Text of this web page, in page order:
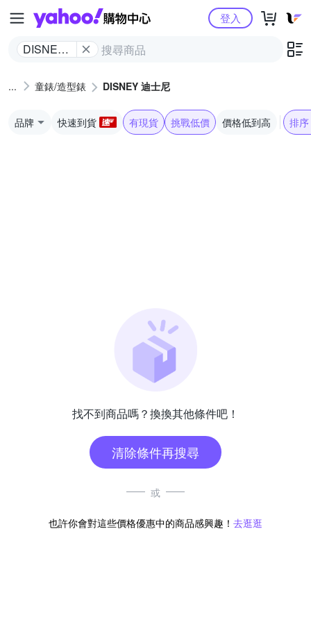
Yahoo購物中心
DISNEY
登入
童錶/造型錶 DISNEY 迪士尼
品牌 快速到貨 有現貨 挑戰低價 價格低到高 排序
找不到商品嗎？換換其他條件吧！
清除條件再搜尋
或
也許你會對這些價格優惠中的商品感興趣！ 去逛逛